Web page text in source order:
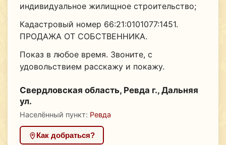
индивидуальное жилищное строительство;
Кадастровый номер 66:21:0101077:1451.
ПРОДАЖА ОТ СОБСТВЕННИКА.
Показ в любое время. Звоните, с
удовольствием расскажу и покажу.
Свердловская область, Ревда г., Дальняя
ул.
Населённый пункт: Ревда
Как добраться?